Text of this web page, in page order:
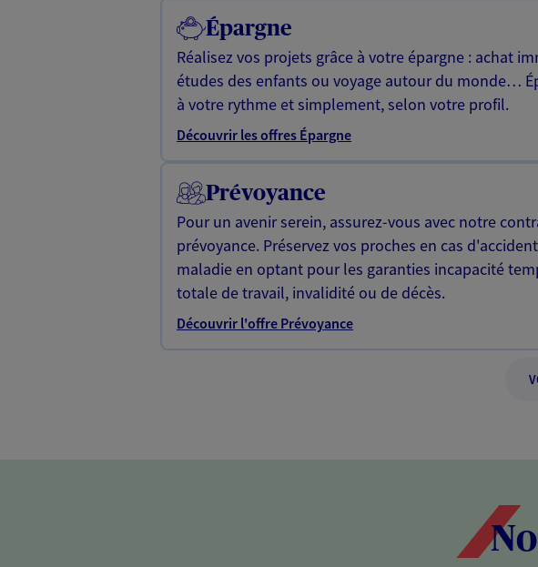
Épargne
Réalisez vos projets grâce à votre épargne : achat
études des enfants ou voyage autour du monde…
à votre rythme et simplement, selon votre profil.
Découvrir les offres Épargne
Prévoyance
Pour un avenir serein, assurez-vous avec notre
prévoyance. Préservez vos proches en cas
maladie en optant pour les garanties incapacité
totale de travail, invalidité ou de décès.
Découvrir l'offre Prévoyance